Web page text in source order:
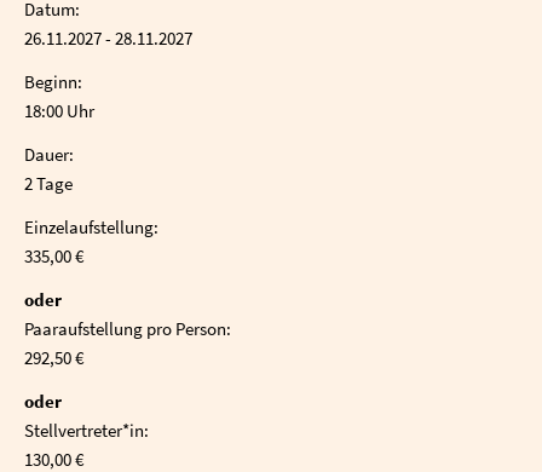
Datum:
26.11.2027 - 28.11.2027
Beginn:
18:00 Uhr
Dauer:
2 Tage
Einzelaufstellung:
335,00 €
oder
Paaraufstellung pro Person:
292,50 €
oder
Stellvertreter*in:
130,00 €